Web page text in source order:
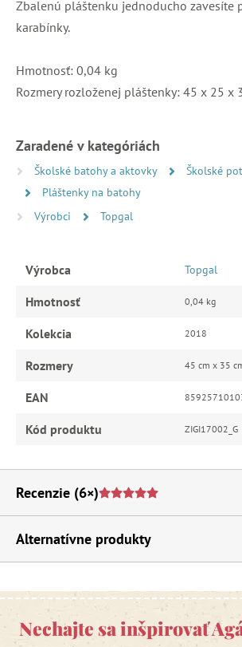
Zbalenú pláštenku jednoducho zavesíte
karabínky.
Hmotnosť: 0,04 kg
Rozmery rozloženej pláštenky: 45 x 25 x
Zaradené v kategóriách
Školské batohy a aktovky
Školské
Pláštenky na batohy
Výrobci
Topgal
Výrobca Topgal
Hmotnosť 0,04 kg
Kolekcia 2018
Rozmery 45 cm x 35
EAN
Kód produktu ZIGI17002_G
Recenzie (6×)
Alternatívne produkty
Nechajte sa inšpirovať